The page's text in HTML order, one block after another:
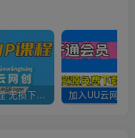
全网VIP课程 无损下载~